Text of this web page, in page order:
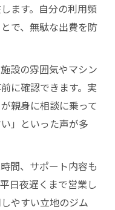
ます。自分の利用頻
で、無駄な出費を防
設の雰囲気やマシン
に確認できます。実
親身に相談に乗って
」といった声が多
間、サポート内容も
日夜遅くまで営業し
やすい立地のジム